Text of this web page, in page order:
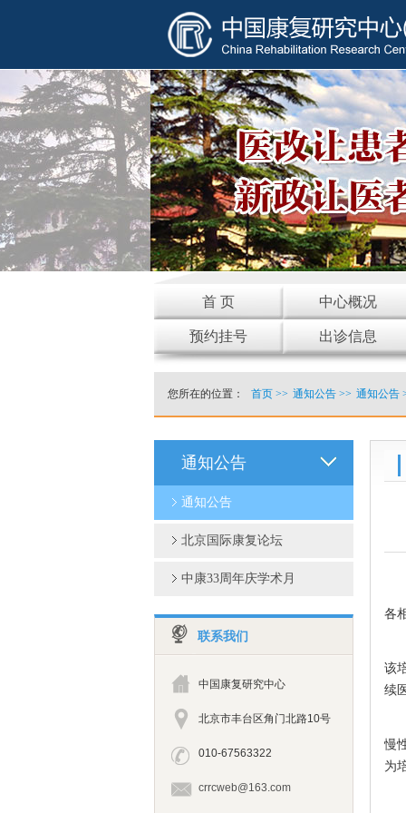
首 页 中心概况
预约挂号 出诊信息
您所在的位置： 首页>> 通知公告>> 通知公告
通知公告
通知公告
北京国际康复论坛
中康33周年庆学术月
联系我们
中国康复研究中心
北京市丰台区角门北路10号
010-67563322
crrcweb@163.com
各
该
续
慢
为